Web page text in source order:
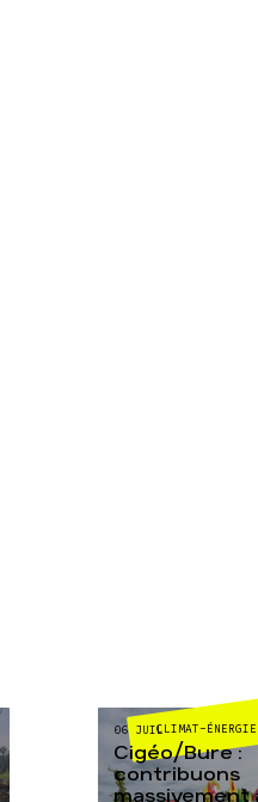
CLIMAT-ÉNERGIE
06 JUIL
Cigéo/Bure :
contribuons
massivement